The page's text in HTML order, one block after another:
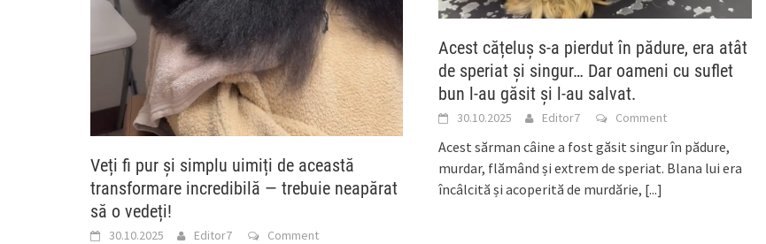
Veți fi pur și simplu uimiți de această
transformare incredibilă — trebuie neapărat
să o vedeți!
30.10.2025 Editor7 Comment
Acest cățeluș s-a pierdut în pădure, era atât
de speriat și singur… Dar oameni cu suflet
bun l-au găsit și l-au salvat.
30.10.2025 Editor7 Comment
Acest sărman câine a fost găsit singur în pădure,
murdar, flămând și extrem de speriat. Blana lui era
încâlcită și acoperită de murdărie, [...]